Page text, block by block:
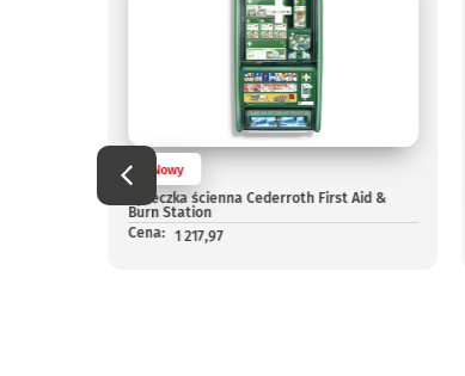
Nowy
Apteczka ścienna Cederroth First Aid &
Burn Station
Cena:
1 217,97